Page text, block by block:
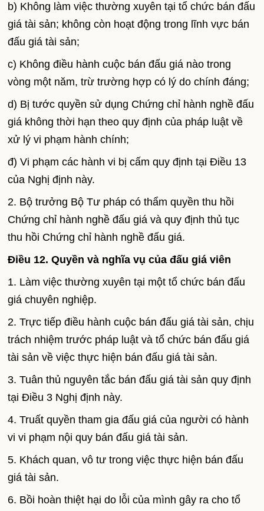
b) Không làm việc thường xuyên tại tổ chức bán đấu
giá tài sản; không còn hoạt động trong lĩnh vực bán
đấu giá tài sản;
c) Không điều hành cuộc bán đấu giá nào trong
vòng một năm, trừ trường hợp có lý do chính đáng;
d) Bị tước quyền sử dụng Chứng chỉ hành nghề đấu
giá không thời hạn theo quy định của pháp luật về
xử lý vi phạm hành chính;
đ) Vi phạm các hành vi bị cấm quy định tại Điều 13
của Nghị định này.
2. Bộ trưởng Bộ Tư pháp có thẩm quyền thu hồi
Chứng chỉ hành nghề đấu giá và quy định thủ tục
thu hồi Chứng chỉ hành nghề đấu giá.
Điều 12. Quyền và nghĩa vụ của đấu giá viên
1. Làm việc thường xuyên tại một tổ chức bán đấu
giá chuyên nghiệp.
2. Trực tiếp điều hành cuộc bán đấu giá tài sản, chịu
trách nhiệm trước pháp luật và tổ chức bán đấu giá
tài sản về việc thực hiện bán đấu giá tài sản.
3. Tuân thủ nguyên tắc bán đấu giá tài sản quy định
tại Điều 3 Nghị định này.
4. Truất quyền tham gia đấu giá của người có hành
vi vi phạm nội quy bán đấu giá tài sản.
5. Khách quan, vô tư trong việc thực hiện bán đấu
giá tài sản.
6. Bồi hoàn thiệt hại do lỗi của mình gây ra cho tổ